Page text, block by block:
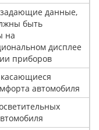
задающие данные,
быть
на
дисплее
приборов
автомобиля